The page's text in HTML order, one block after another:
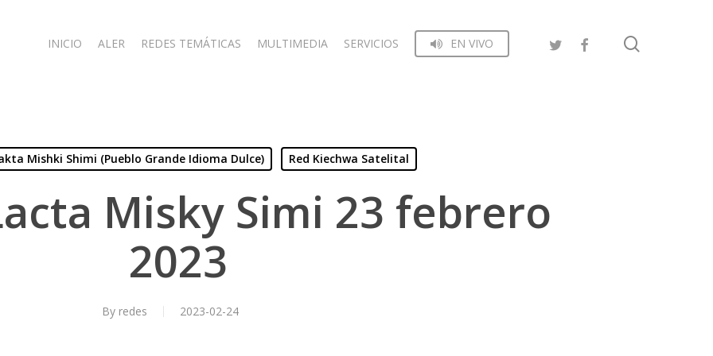
INICIO ALER REDES TEMÁTICAS MULTIMEDIA SERVICIOS EN VIVO
Mishki Shimi (Pueblo Grande Idioma Dulce) Red Kiechwa Satelital
Misky Simi 23 febrero
2023
By redes 2023-02-24